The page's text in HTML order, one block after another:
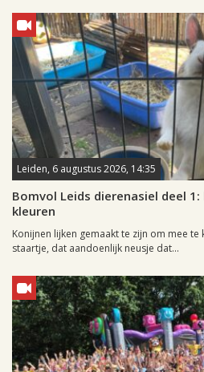
Leiden, 6 augustus 2026, 14:35
Bomvol Leids dierenasiel deel
kleuren
Konijnen lijken gemaakt te zijn om mee
staartje, dat aandoenlijk neusje dat...